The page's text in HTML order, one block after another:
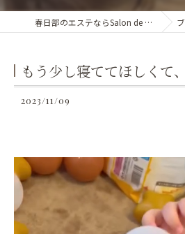
春日部のエステならSalon de gypsophile ブログ
もう少し寝ててほしくて、
2023/11/09